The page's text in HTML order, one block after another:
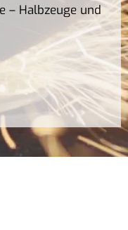
– Halbzeuge und